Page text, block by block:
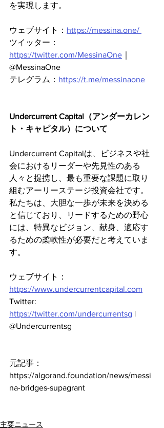
を実現します。
ウェブサイト： https://messina.one/
ツイッター：
https://twitter.com/MessinaOne
@MessinaOne
テレグラム： https://t.me/messinaone
Undercurrent Capital（アンダーカレン
ト・キャピタル）について
Undercurrent Capitalは、ビジネスや社
会におけるリーダーや先見性のある
人々と提携し、最も重要な課題に取り
組むアーリーステージ投資会社です。
私たちは、大胆な一歩が未来を決める
と信じており、リードするための野心
には、特異なビジョン、献身、適応す
るための柔軟性が必要だと考えていま
す。
ウェブサイト：
https://www.undercurrentcapital.com
Twitter:
https://twitter.com/undercurrentsg |
@Undercurrentsg
元記事：
https://algorand.foundation/news/messi
na-bridges-supagrant
主要ニュース